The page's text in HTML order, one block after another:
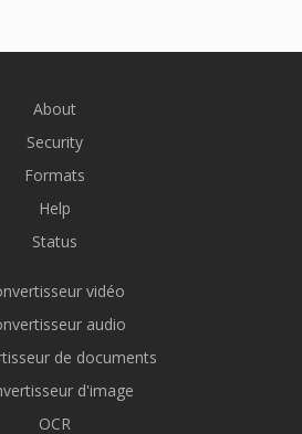
About
Security
Formats
Help
Status
vidéo
audio
de documents
d'image
OCR